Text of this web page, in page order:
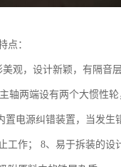
点：
美观，设计新颖，有隔音
轴两端设有两个大惯性
置电源纠错装置，当发生
工作； 8、易于拆装的设